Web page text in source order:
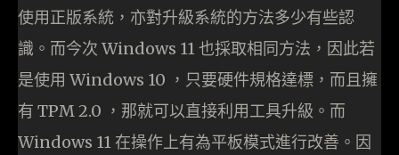
使用正版系統，亦對升級系統的方法多少有些認
識。而今次 Windows 11 也採取相同方法，因此若
是使用 Windows 10 ，只要硬件規格達標，而且擁
有 TPM 2.0 ，那就可以直接利用工具升級。而
Windows 11 在操作上有為平板模式進行改善。因